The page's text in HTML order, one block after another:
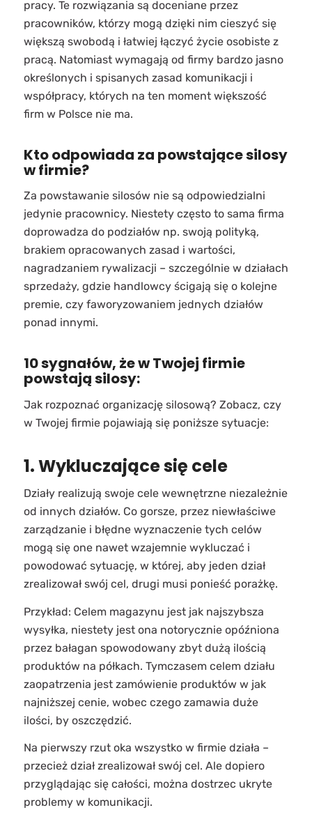
pracy. Te rozwiązania są doceniane przez
pracowników, którzy mogą dzięki nim cieszyć się
większą swobodą i łatwiej łączyć życie osobiste z
pracą. Natomiast wymagają od firmy bardzo jasno
określonych i spisanych zasad komunikacji i
współpracy, których na ten moment większość
firm w Polsce nie ma.
Kto odpowiada za powstające silosy
w firmie?
Za powstawanie silosów nie są odpowiedzialni
jedynie pracownicy. Niestety często to sama firma
doprowadza do podziałów np. swoją polityką,
brakiem opracowanych zasad i wartości,
nagradzaniem rywalizacji – szczególnie w działach
sprzedaży, gdzie handlowcy ścigają się o kolejne
premie, czy faworyzowaniem jednych działów
ponad innymi.
10 sygnałów, że w Twojej firmie
powstają silosy:
Jak rozpoznać organizację silosową? Zobacz, czy
w Twojej firmie pojawiają się poniższe sytuacje:
1. Wykluczające się cele
Działy realizują swoje cele wewnętrzne niezależnie
od innych działów. Co gorsze, przez niewłaściwe
zarządzanie i błędne wyznaczenie tych celów
mogą się one nawet wzajemnie wykluczać i
powodować sytuację, w której, aby jeden dział
zrealizował swój cel, drugi musi ponieść porażkę.
Przykład: Celem magazynu jest jak najszybsza
wysyłka, niestety jest ona notorycznie opóźniona
przez bałagan spowodowany zbyt dużą ilością
produktów na półkach. Tymczasem celem działu
zaopatrzenia jest zamówienie produktów w jak
najniższej cenie, wobec czego zamawia duże
ilości, by oszczędzić.
Na pierwszy rzut oka wszystko w firmie działa –
przecież dział zrealizował swój cel. Ale dopiero
przyglądając się całości, można dostrzec ukryte
problemy w komunikacji.